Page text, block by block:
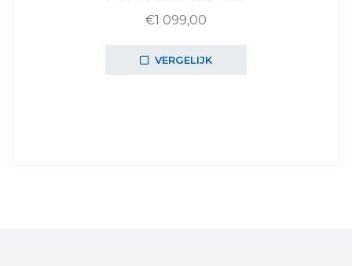
€1 099,00
VERGELIJK